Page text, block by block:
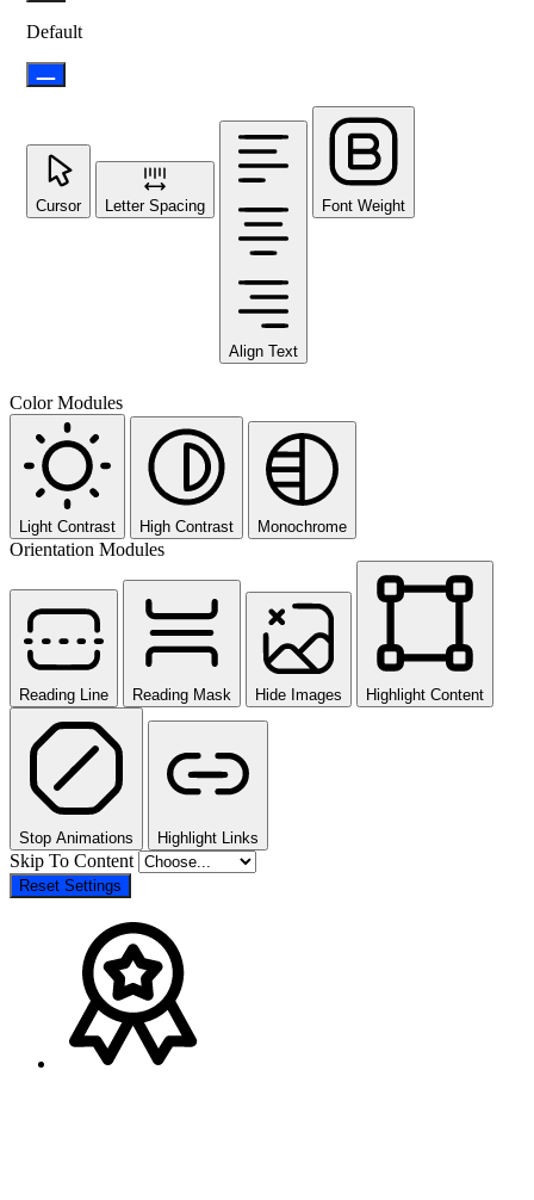
Default
Cursor Letter Spacing
Align Text
Font Weight
Color Modules
Light Contrast High Contrast Monochrome
Orientation Modules
Reading Line Reading Mask Hide Images Highlight Content
Stop Animations Highlight Links
Skip To Content
Reset Settings